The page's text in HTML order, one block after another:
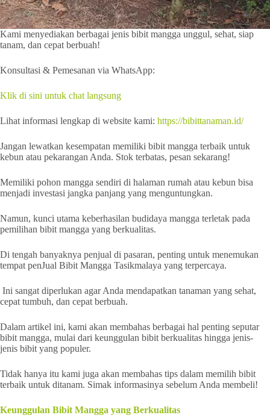
Kami menyediakan berbagai jenis bibit mangga unggul, sehat, siap
tanam, dan cepat berbuah!
Konsultasi & Pemesanan via WhatsApp:
Klik di sini untuk chat langsung
Lihat informasi lengkap di website kami: https://bibittanaman.id/
Jangan lewatkan kesempatan memiliki bibit mangga terbaik untuk
kebun atau pekarangan Anda. Stok terbatas, pesan sekarang!
Memiliki pohon mangga sendiri di halaman rumah atau kebun bisa
menjadi investasi jangka panjang yang menguntungkan.
Namun, kunci utama keberhasilan budidaya mangga terletak pada
pemilihan bibit mangga yang berkualitas.
Di tengah banyaknya penjual di pasaran, penting untuk menemukan
tempat penJual Bibit Mangga Tasikmalaya yang terpercaya.
Ini sangat diperlukan agar Anda mendapatkan tanaman yang sehat,
cepat tumbuh, dan cepat berbuah.
Dalam artikel ini, kami akan membahas berbagai hal penting seputar
bibit mangga, mulai dari keunggulan bibit berkualitas hingga jenis-
jenis bibit yang populer.
Tidak hanya itu kami juga akan membahas tips dalam memilih bibit
terbaik untuk ditanam. Simak informasinya sebelum Anda membeli!
Keunggulan Bibit Mangga yang Berkualitas